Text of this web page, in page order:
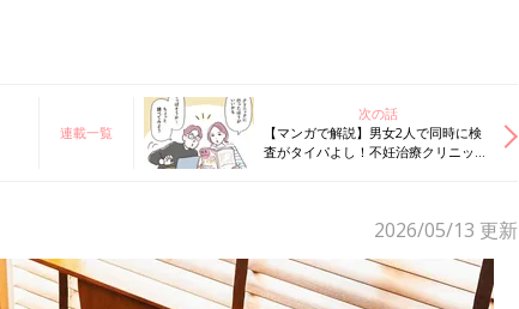
連載一覧
次の話
【マンガで解説】男女2人で同時に検
査がタイパよし！不妊治療クリニック
2026/05/13 更新